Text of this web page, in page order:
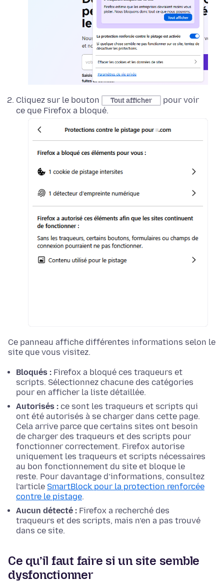
Cliquez sur le bouton Tout afficher
pour voir
ce que Firefox a bloqué.
Ce panneau affiche différentes informations selon le
site que vous visitez.
Bloqués : Firefox a bloqué ces traqueurs et
scripts. Sélectionnez chacune des catégories
pour en afficher la liste détaillée.
Autorisés : ce sont les traqueurs et scripts qui
ont été autorisés à se charger dans cette page.
Cela arrive parce que certains sites ont besoin
de charger des traqueurs et des scripts pour
fonctionner correctement. Firefox autorise
uniquement les traqueurs et scripts nécessaires
au bon fonctionnement du site et bloque le
reste. Pour davantage d’informations, consultez
l’article SmartBlock pour la protection renforcée
contre le pistage.
Aucun détecté : Firefox a recherché des
traqueurs et des scripts, mais n’en a pas trouvé
dans ce site.
Ce qu’il faut faire si un site semble
dysfonctionner